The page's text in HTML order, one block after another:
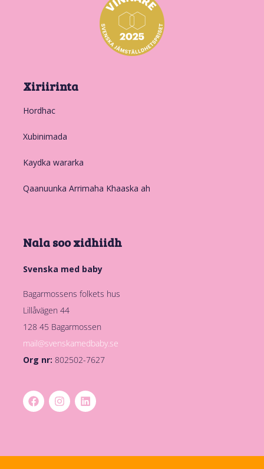
Xiriirinta
Hordhac
Xubinimada
Kaydka wararka
Qaanuunka Arrimaha Khaaska ah
Nala soo xidhiidh
Svenska med baby
Bagarmossens folkets hus
Lillåvägen 44
128 45 Bagarmossen
mail@svenskamedbaby.se
Org nr: 802502-7627